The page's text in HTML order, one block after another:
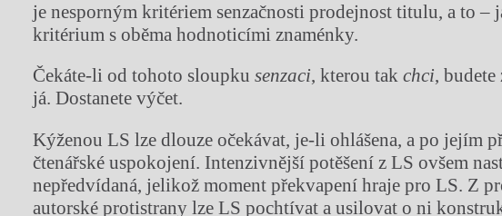
je nesporným kritériem senzačnosti prodejnost titulu, a to –
kritérium s oběma hodnoticími znaménky.
Čekáte-li od tohoto sloupkusenzaci, kterou takchci,
já. Dostanete výčet.
Kýženou LS lze dlouze očekávat, je-li ohlášena, a po jejím
čtenářské uspokojení. Intenzivnější potěšení z LS ovšem
nepředvídaná, jelikož moment překvapení hraje pro LS. Z
autorské protistrany lze LS pochtívat a usilovat o ni